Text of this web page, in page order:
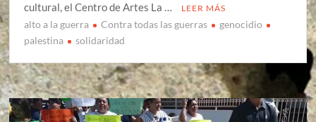
cultural, el Centro de Artes La …
LEER MÁS
alto a la guerra Contra todas las guerras
genocidio
palestina
solidaridad